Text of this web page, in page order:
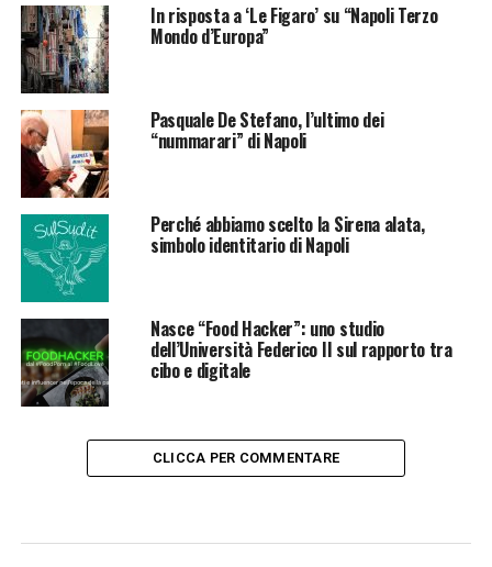
In risposta a ‘Le Figaro’ su “Napoli Terzo
Mondo d’Europa”
Pasquale De Stefano, l’ultimo dei
“nummarari” di Napoli
Perché abbiamo scelto la Sirena alata,
simbolo identitario di Napoli
Nasce “Food Hacker”: uno studio
dell’Università Federico II sul rapporto tra
cibo e digitale
CLICCA PER COMMENTARE